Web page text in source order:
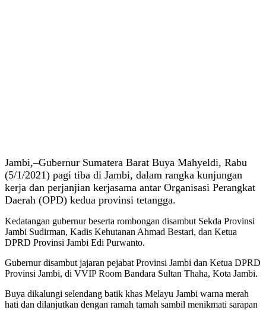
Jambi,–Gubernur Sumatera Barat Buya Mahyeldi, Rabu
(5/1/2021) pagi tiba di Jambi, dalam rangka kunjungan
kerja dan perjanjian kerjasama antar Organisasi Perangkat
Daerah (OPD) kedua provinsi tetangga.
Kedatangan gubernur beserta rombongan disambut Sekda Provinsi
Jambi Sudirman, Kadis Kehutanan Ahmad Bestari, dan Ketua
DPRD Provinsi Jambi Edi Purwanto.
Gubernur disambut jajaran pejabat Provinsi Jambi dan Ketua DPRD
Provinsi Jambi, di VVIP Room Bandara Sultan Thaha, Kota Jambi.
Buya dikalungi selendang batik khas Melayu Jambi warna merah
hati dan dilanjutkan dengan ramah tamah sambil menikmati sarapan